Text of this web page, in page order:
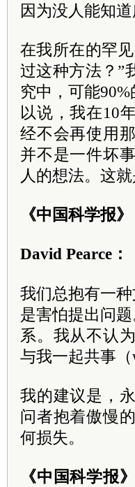
因为没人能知道
在我所在的罕
过这种方法？”
究中，可能
以说，我在10
经不会再使用
并不是一件坏
人的想法。这
《中国科学报》
David Pearce：
我们总抱有一
是害怕提出问
系。我从不认
与我一起共事（
我的建议是，
问者抱着傲慢
何损失。
《中国科学报